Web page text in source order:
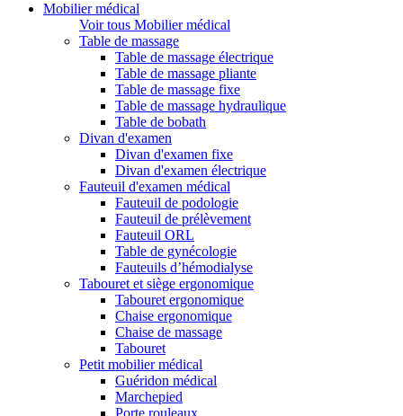
Mobilier médical
Voir tous Mobilier médical
Table de massage
Table de massage électrique
Table de massage pliante
Table de massage fixe
Table de massage hydraulique
Table de bobath
Divan d'examen
Divan d'examen fixe
Divan d'examen électrique
Fauteuil d'examen médical
Fauteuil de podologie
Fauteuil de prélèvement
Fauteuil ORL
Table de gynécologie
Fauteuils d’hémodialyse
Tabouret et siège ergonomique
Tabouret ergonomique
Chaise ergonomique
Chaise de massage
Tabouret
Petit mobilier médical
Guéridon médical
Marchepied
Porte rouleaux